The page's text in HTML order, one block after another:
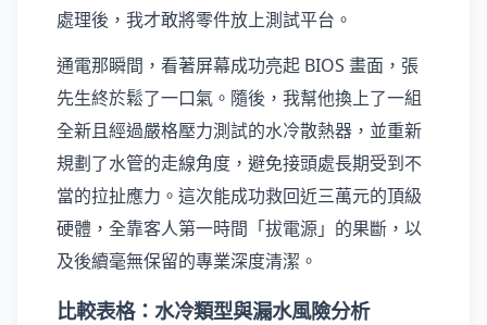
處理後，我才敢將零件放上測試平台。
通電那瞬間，看著屏幕成功亮起 BIOS 畫面，張
先生終於鬆了一口氣。隨後，我幫他換上了一組
全新且經過嚴格壓力測試的水冷散熱器，並重新
規劃了水管的走線角度，避免接頭處長期受到不
當的拉扯應力。這次能成功救回近三萬元的頂級
硬體，全靠客人第一時間「拔電源」的果斷，以
及後續毫無保留的專業深度清潔。
比較表格：水冷類型與漏水風險分析